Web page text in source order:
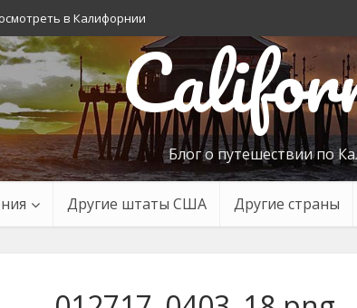
в Калифорнии
Блог о путешествии по
Другие штаты США Другие страны